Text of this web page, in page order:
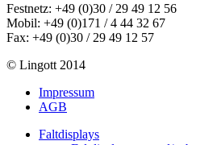
Festnetz: +49 (0)30 / 29 49 12 56
Mobil: +49 (0)171 / 4 44 32 67
Fax: +49 (0)30 / 29 49 12 57
© Lingott 2014
Impressum
AGB
Faltdisplays